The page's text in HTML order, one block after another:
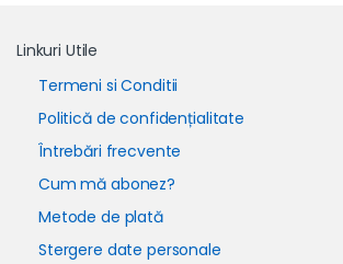
Linkuri Utile
Termeni si Conditii
Politică de confidențialitate
Întrebări frecvente
Cum mă abonez?
Metode de plată
Stergere date personale